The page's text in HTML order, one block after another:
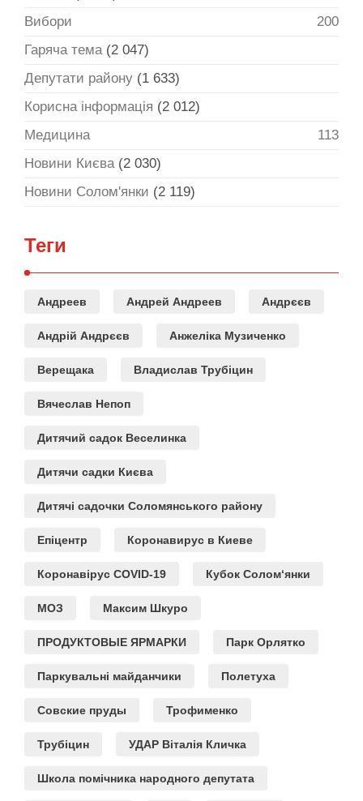
Вибори
200
Гаряча тема(2 047)
Депутати району (1 633)
Корисна інформація (2 012)
Медицина
113
Новини Києва(2 030)
Новини Солом'янки (2 119)
Теги
Андреев Андрей Андреев Андрєєв
Андрій Андрєєв Анжеліка Музиченко
Верещака Владислав Трубіцин
Вячеслав Непоп
Дитячий садок Веселинка
Дитячи садки Києва
Дитячі садочки Соломянського району
Епіцентр Коронавирус в Киеве
Коронавірус COVID-19 Кубок Солом‘янки
МОЗ Максим Шкуро
ПРОДУКТОВЫЕ ЯРМАРКИ Парк Орлятко
Паркувальні майданчики Полетуха
Совские пруды Трофименко
Трубіцин УДАР Віталія Кличка
Школа помічника народного депутата